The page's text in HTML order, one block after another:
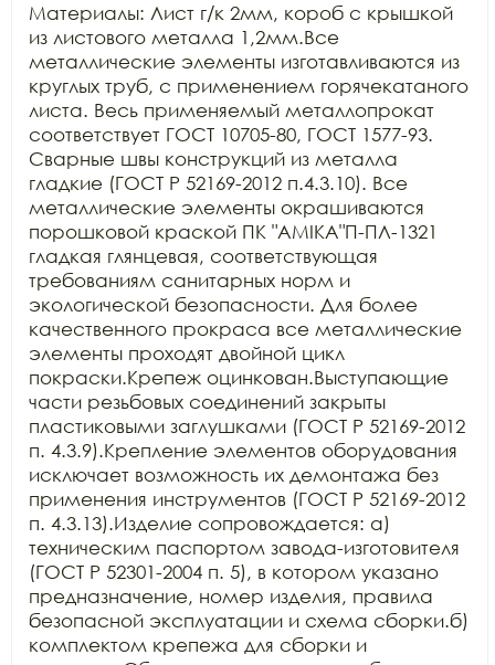
Материалы: Лист г/к 2мм, короб с крышкой
из листового металла 1,2мм.Все
металлические элементы изготавливаются из
круглых труб, с применением горячекатаного
листа. Весь применяемый металлопрокат
соответствует ГОСТ 10705-80, ГОСТ 1577-93.
Сварные швы конструкций из металла
гладкие (ГОСТ Р 52169-2012 п.4.3.10). Все
металлические элементы окрашиваются
порошковой краской ПК "АМIKA"П-ПЛ-1321
гладкая глянцевая, соответствующая
требованиям санитарных норм и
экологической безопасности. Для более
качественного прокраса все металлические
элементы проходят двойной цикл
покраски.Крепеж оцинкован.Выступающие
части резьбовых соединений закрыты
пластиковыми заглушками (ГОСТ Р 52169-2012
п. 4.3.9).Крепление элементов оборудования
исключает возможность их демонтажа без
применения инструментов (ГОСТ Р 52169-2012
п. 4.3.13).Изделие сопровождается: а)
техническим паспортом завода-изготовителя
(ГОСТ Р 52301-2004 п. 5), в котором указано
предназначение, номер изделия, правила
безопасной эксплуатации и схема сборки.б)
комплектом крепежа для сборки и